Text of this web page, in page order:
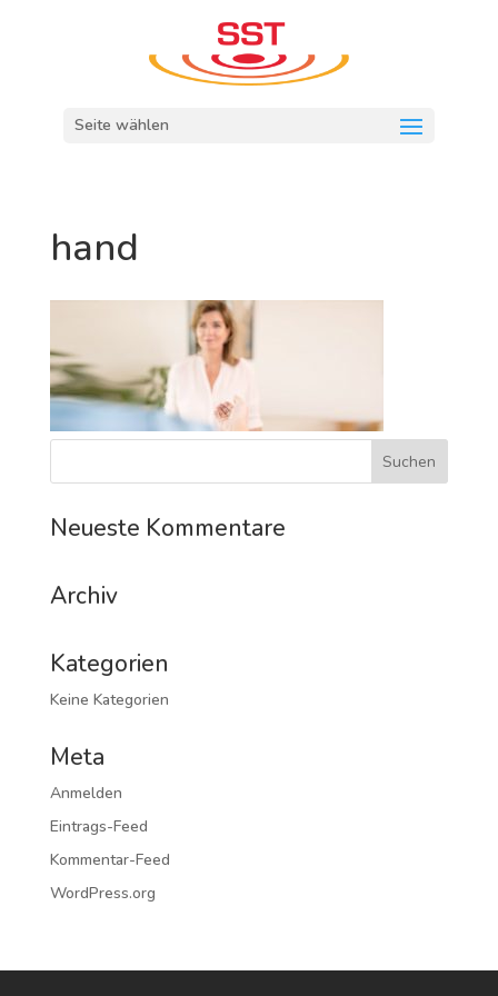
Seite wählen
hand
Neueste Kommentare
Archiv
Kategorien
Keine Kategorien
Meta
Anmelden
Eintrags-Feed
Kommentar-Feed
WordPress.org